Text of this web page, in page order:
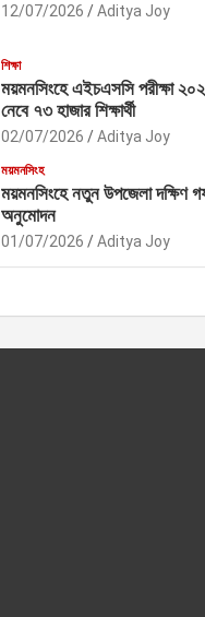
12/07/2026 Aditya Joy
শিক্ষা
ময়মনসিংহে এইচএসসি পরীক্ষা
নেবে ৭৩ হাজার শিক্ষার্থী
02/07/2026 Aditya Joy
ময়মনসিংহ
ময়মনসিংহে নতুন উপজেলা দক্ষিণ
অনুমোদন
01/07/2026 Aditya Joy